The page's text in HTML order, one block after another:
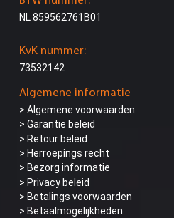
Algemene informatie
> Algemene voorwaarden
> Garantie beleid
> Retour beleid
> Herroepings recht
> Bezorg informatie
> Privacy beleid
> Betalings voorwaarden
> Betaalmogelijkheden
NL 859562761B01
KvK nummer:
73532142